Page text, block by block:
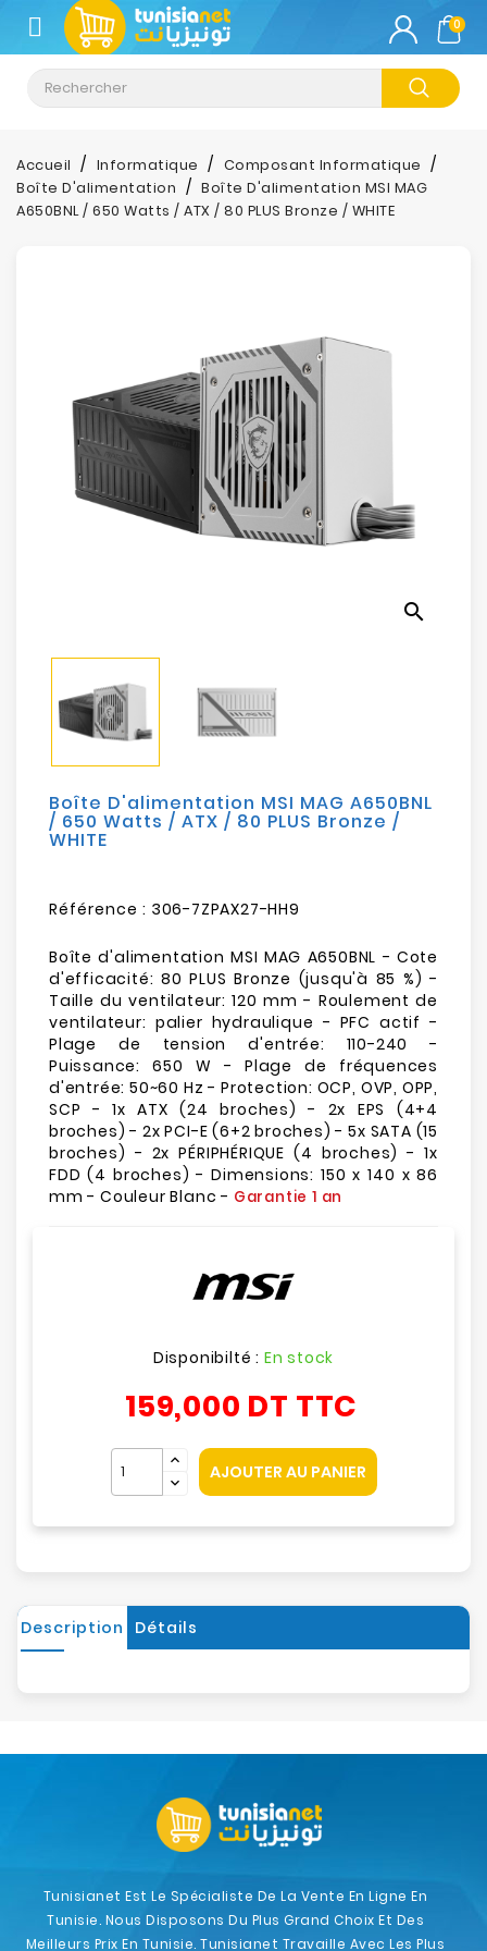
CATÉGORIE
Climatisation
Informatique
Téléphonie
Photos
Electroménager
Sécurité
Mobilités
Loisirs
0
Accueil Informatique
Composant Informatique
Boîte D'alimentation
Boîte D'alimentation MSI MAG
A650BNL / 650 Watts / ATX / 80 PLUS Bronze / WHITE
search
Boîte D'alimentation MSI MAG A650BNL
/ 650 Watts / ATX / 80 PLUS Bronze /
WHITE
Référence : 306-7ZPAX27-HH9
Boîte d'alimentation MSI MAG A650BNL - Cote
d'efficacité: 80 PLUS Bronze (jusqu'à 85 %) -
Taille du ventilateur: 120 mm - Roulement de
ventilateur: palier hydraulique - PFC actif -
Plage de tension d'entrée: 110-240 -
Puissance: 650 W - Plage de fréquences
d'entrée: 50~60 Hz - Protection: OCP, OVP, OPP,
SCP - 1x ATX (24 broches) - 2x EPS (4+4
broches) - 2x PCI-E (6+2 broches) - 5x SATA (15
broches) - 2x PÉRIPHÉRIQUE (4 broches) - 1x
FDD (4 broches) - Dimensions: 150 x 140 x 86
mm - Couleur Blanc - Garantie 1 an
Disponibilté : En stock
159,000 DT TTC
AJOUTER AU PANIER
Description Détails
Tunisianet Est Le Spécialiste De La Vente En Ligne En
Tunisie. Nous Disposons Du Plus Grand Choix Et Des
Meilleurs Prix En Tunisie. Tunisianet Travaille Avec Les Plus